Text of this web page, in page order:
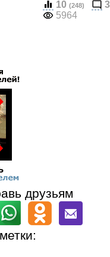
10 (248)
3
5964
друзьям